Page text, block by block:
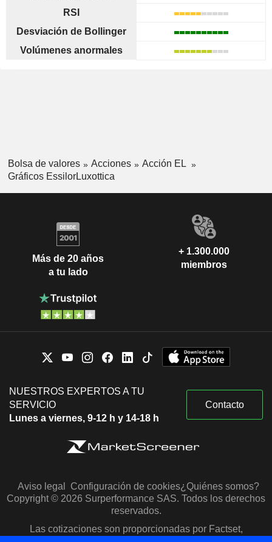
RSI
Desviación de Bollinger
Volúmenes anormales
Bolsa de valores Acciones
Acción EL
Gráficos EssilorLuxottica
Más de 20 años
a tu lado
+ 1.300.000
miembros
NUESTROS EXPERTOS A TU
SERVICIO
Lunes a viernes, 9-12 h y 14-18 h
Contacto
Aviso legal Configuración de cookies¿Quiénes somos?
Copyright © 2026 Surperformance SAS. Todos los derechos
reservados.
Las cotizaciones son proporcionadas por Factset,